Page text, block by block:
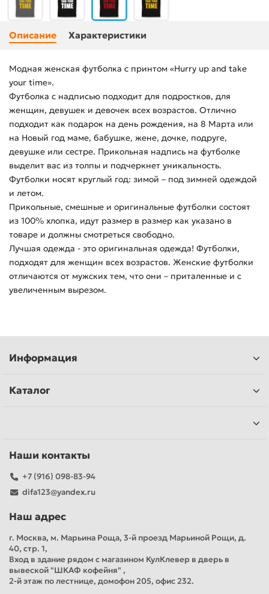
Описание Характеристики
Модная женская футболка с принтом «Hurry up and take
your time».
Футболка с надписью подходит для подростков, для
женщин, девушек и девочек всех возрастов. Отлично
подходит как подарок на день рождения, на 8 Марта или
на Новый год маме, бабушке, жене, дочке, подруге,
девушке или сестре. Прикольная надпись на футболке
выделит вас из толпы и подчеркнет уникальность.
Футболки носят круглый год: зимой – под зимней одеждой
и летом.
Прикольные, смешные и оригинальные футболки состоят
из 100% хлопка, идут размер в размер как указано в
товаре и должны смотреться свободно.
Лучшая одежда - это оригинальная одежда! Футболки,
подходят для женщин всех возрастов. Женские футболки
отличаются от мужских тем, что они – приталенные и с
увеличенным вырезом.
Информация
Каталог
Наши контакты
+7 (916) 098-83-94
difa123@yandex.ru
Наш адрес
г. Москва, м. Марьина Роща, 3-й проезд Марьиной Рощи, д.
40, стр. 1,
Вход в здание рядом с магазином КулКлевер в дверь в
вывеской "ШКАФ кофейня" ,
2-й этаж по лестнице, домофон 205, офис 232.